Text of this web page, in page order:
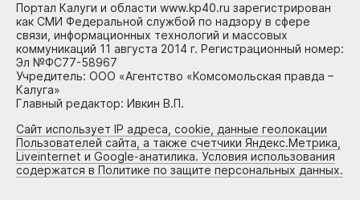
Портал Калуги и области www.kp40.ru зарегистрирован
как СМИ Федеральной службой по надзору в сфере
связи, информационных технологий и массовых
коммуникаций 11 августа 2014 г. Регистрационный номер:
Эл №ФС77-58967
Учредитель: ООО «Агентство «Комсомольская правда –
Калуга»
Главный редактор: Ивкин В.П.
Сайт использует IP адреса, cookie, данные геолокации
Пользователей сайта, а также счетчики Яндекс.Метрика,
Liveinternet и Google-анатилика. Условия использования
содержатся в Политике по защите персональных данных.